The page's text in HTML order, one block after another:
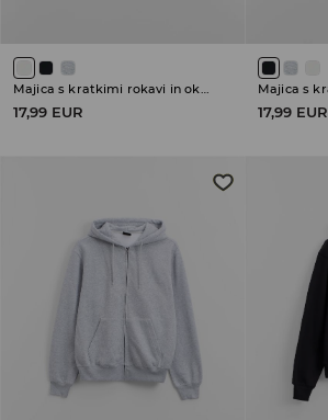
17,99 EUR 17,99 EUR